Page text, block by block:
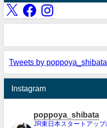
Tweets by poppoya_shibata
Instagram
poppoya_shibata
JR東日本スタートアップ